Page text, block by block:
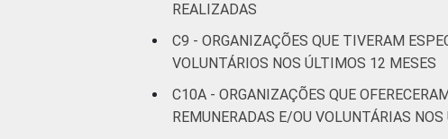
REALIZADAS
C9 - ORGANIZAÇÕES QUE TIVERAM
VOLUNTÁRIOS NOS ÚLTIMOS 12 MESES
C10A - ORGANIZAÇÕES QUE
REMUNERADAS E/OU VOLUNTÁRIAS